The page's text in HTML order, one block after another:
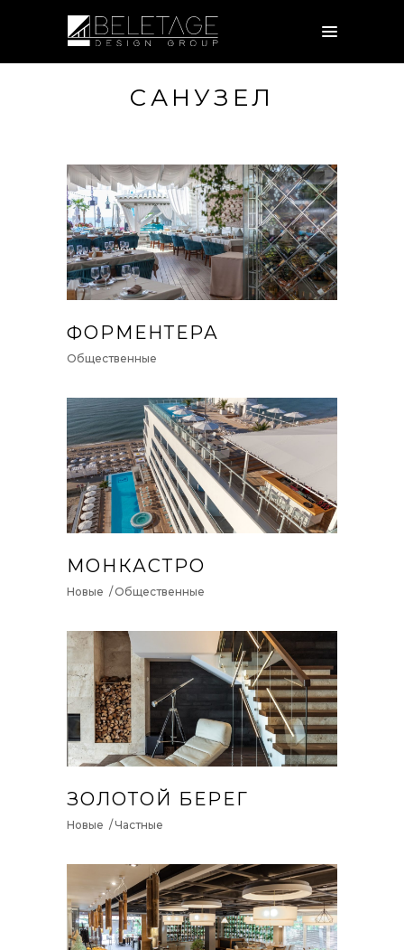
САНУЗЕЛ
ФОРМЕНТЕРА
Общественные
МОНКАСТРО
Новые Общественные
ЗОЛОТОЙ БЕРЕГ
Новые Частные